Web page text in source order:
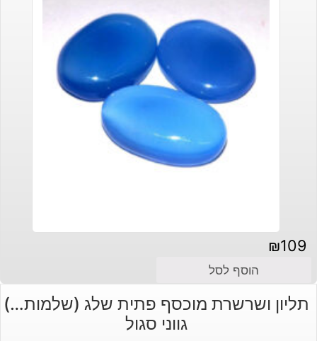
₪109
הוסף לסל
תליון ושרשרת מוכסף פתית שלג (שלמות…)
גווני סגול